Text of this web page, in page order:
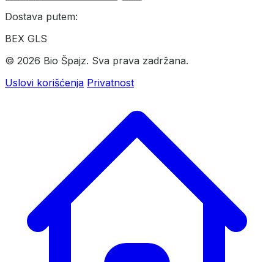
Dostava putem:
BEX GLS
© 2026 Bio Špajz. Sva prava zadržana.
Uslovi korišćenja Privatnost